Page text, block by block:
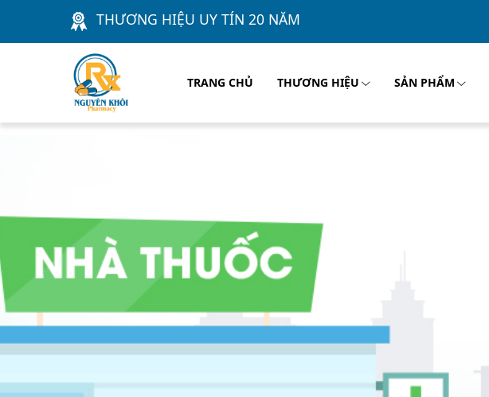
THƯƠNG HIỆU UY TÍN 20 NĂM
TRANG CHỦ THƯƠNG HIỆU SẢN PHẨM